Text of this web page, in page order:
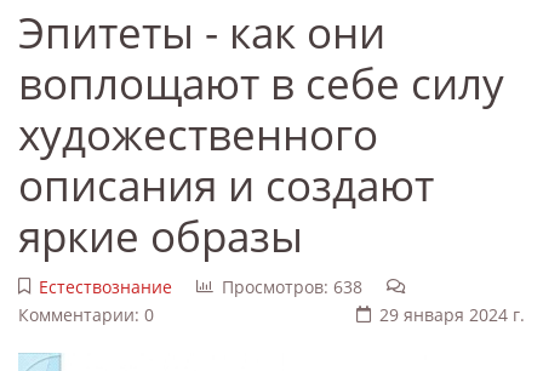
Эпитеты - как они
воплощают в себе силу
художественного
описания и создают
яркие образы
Естествознание
Просмотров: 638
Комментарии: 0
29 января 2024 г.